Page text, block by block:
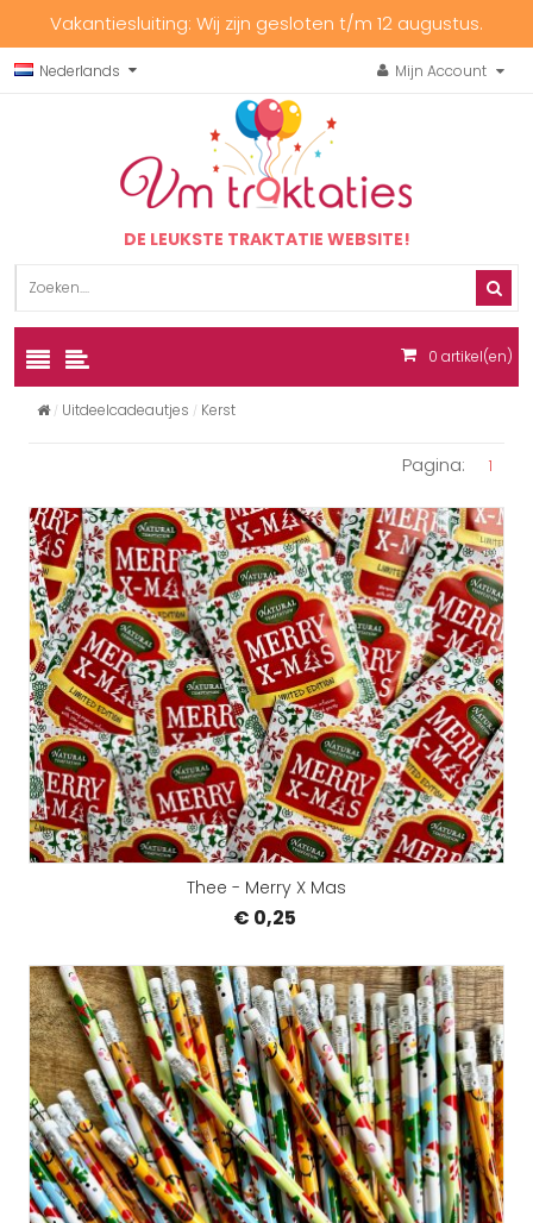
Vakantiesluiting: Wij zijn gesloten t/m 12 augustus.
Nederlands Mijn Account
DE LEUKSTE TRAKTATIE WEBSITE!
0 artikel(en)
Uitdeelcadeautjes Kerst
Pagina: 1
Thee - Merry X Mas
€ 0,25